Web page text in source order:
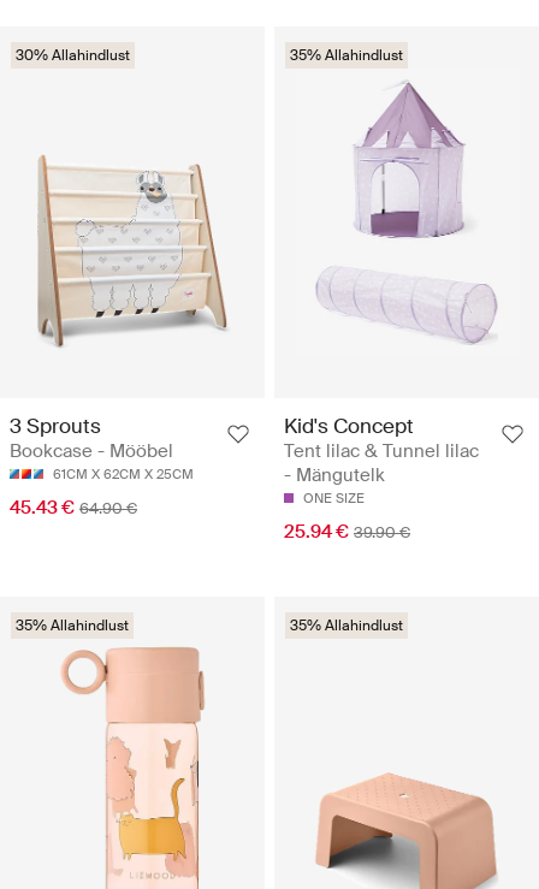
30% Allahindlust
3 Sprouts
Bookcase - Mööbel
61CM X 62CM X 25CM
45.43 € 64.90 €
35% Allahindlust
Kid's Concept
Tent lilac & Tunnel lilac
- Mängutelk
ONE SIZE
25.94 € 39.90 €
35% Allahindlust 35% Allahindlust